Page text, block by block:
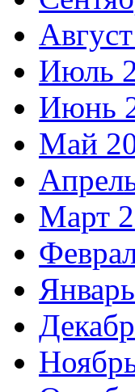
Июль
Июнь
Май
Март